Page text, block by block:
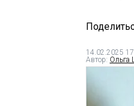
14.02.2025
Автор: Ольга